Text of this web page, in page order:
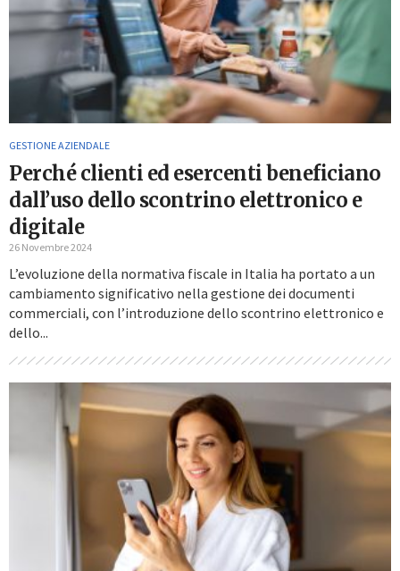
GESTIONE AZIENDALE
Perché clienti ed esercenti beneficiano
dall’uso dello scontrino elettronico e
digitale
26 Novembre 2024
L’evoluzione della normativa fiscale in Italia ha portato a un
cambiamento significativo nella gestione dei documenti
commerciali, con l’introduzione dello scontrino elettronico e
dello...